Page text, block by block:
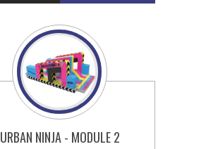
URBAN NINJA - MODULE 2